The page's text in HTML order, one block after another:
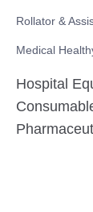
Rollator &
Medical
Hospital
ID